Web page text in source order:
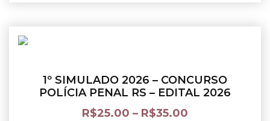
1º SIMULADO 2026 – CONCURSO
POLÍCIA PENAL RS – EDITAL 2026
R$25.00 – R$35.00